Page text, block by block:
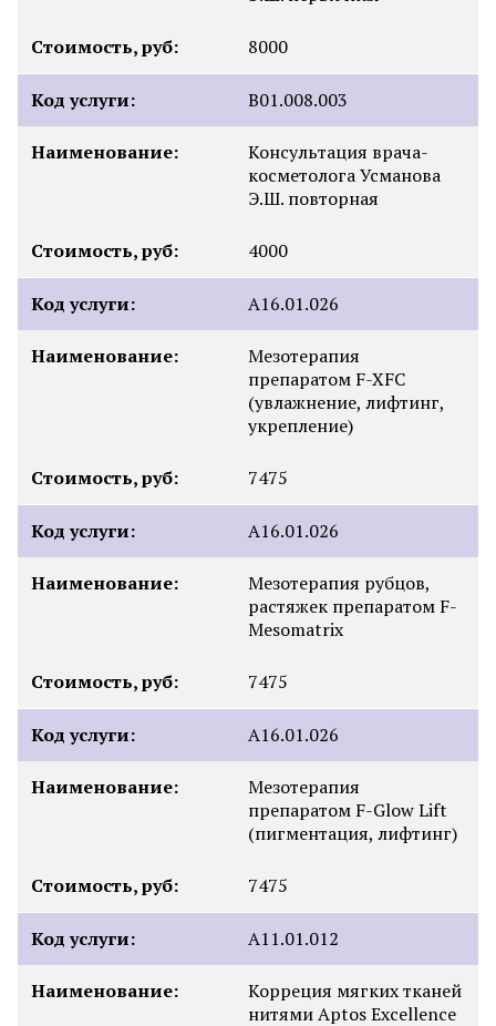
Стоимость, руб: 8000
Код услуги: B01.008.003
Наименование:
Консультация врача-
косметолога Усманова
Э.Ш. повторная
Стоимость, руб: 4000
Код услуги: A16.01.026
Наименование:
Мезотерапия
препаратом F-XFC
(увлажнение, лифтинг,
укрепление)
Стоимость, руб: 7475
Код услуги: A16.01.026
Наименование:
Мезотерапия рубцов,
растяжек препаратом F-
Mesomatrix
Стоимость, руб: 7475
Код услуги: A16.01.026
Наименование:
Мезотерапия
препаратом F-Glow Lift
(пигментация, лифтинг)
Стоимость, руб: 7475
Код услуги: A11.01.012
Наименование:
Корреция мягких тканей
нитями Aptos Excellence